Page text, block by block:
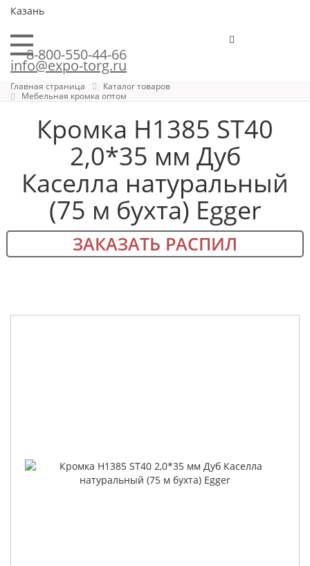
Казань
8-800-550-44-66
info@expo-torg.ru
Главная страница
Каталог товаров
Мебельная кромка оптом
Кромка H1385 ST40
2,0*35 мм Дуб
Каселла натуральный
(75 м бухта) Egger
ЗАКАЗАТЬ РАСПИЛ